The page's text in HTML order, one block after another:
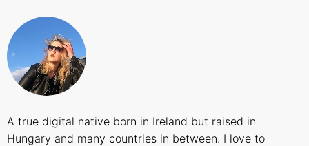
Trova l'ufficio più vicino
Chi siamo
La nostra organizzazione
Lavora con noi
A true digital native born in Ireland but raised in
Hungary and many countries in between. I love to